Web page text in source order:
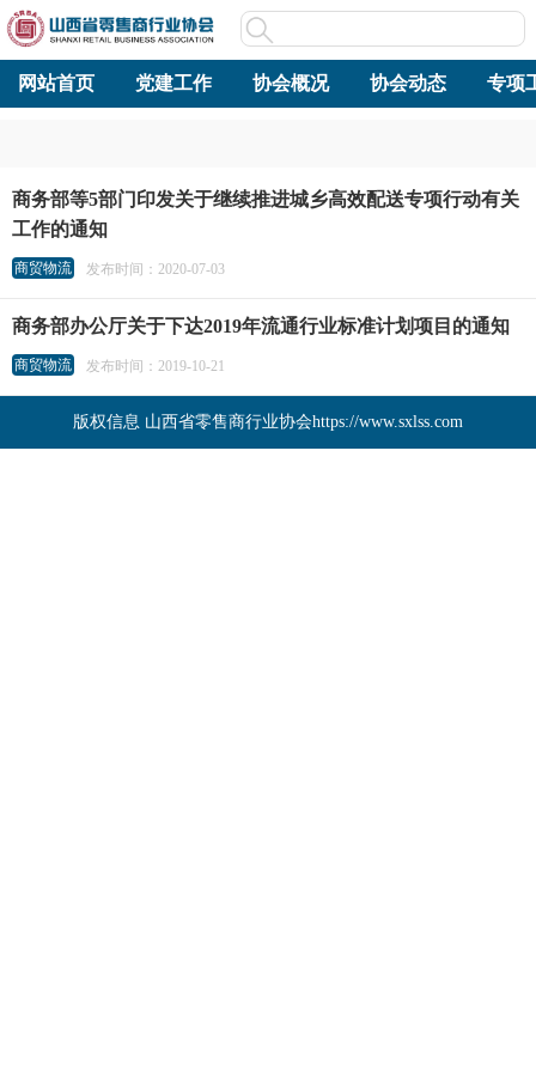
网站首页 党建工作 协会概况 协会动态 专项
商务部等5部门印发关于继续推进城乡高效配送专项行动有关
工作的通知
商贸物流 发布时间：2020-07-03
商务部办公厅关于下达2019年流通行业标准计划项目的通知
商贸物流 发布时间：2019-10-21
版权信息 山西省零售商行业协会https://www.sxlss.com